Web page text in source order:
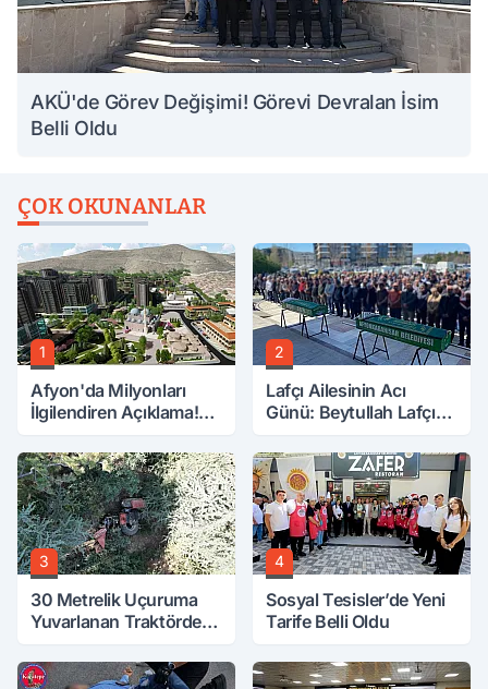
AKÜ'de Görev Değişimi! Görevi Devralan İsim
Belli Oldu
ÇOK OKUNANLAR
1
Afyon'da Milyonları
İlgilendiren Açıklama!
2
Lafçı Ailesinin Acı
Günü: Beytullah Lafçı
3
30 Metrelik Uçuruma
Yuvarlanan Traktörden
4
Sosyal Tesisler’de Yeni
Tarife Belli Oldu